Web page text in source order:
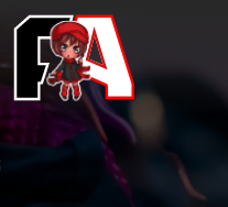
Cookies management panel